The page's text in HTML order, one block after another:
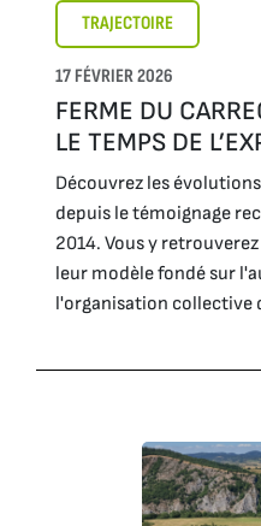
TRAJECTOIRE
17 FÉVRIER 2026
FERME DU
LE TEMPS DE
Découvrez les
depuis le témoignage
2014. Vous y
leur modèle fondé sur
l'organisation collective